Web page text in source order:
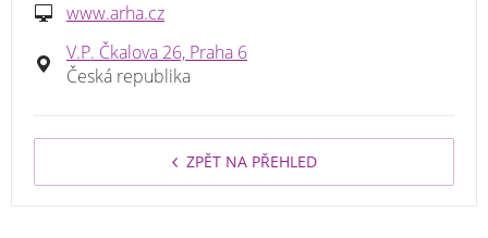
www.arha.cz
V.P. Čkalova 26, Praha 6
Česká republika
ZPĚT NA PŘEHLED